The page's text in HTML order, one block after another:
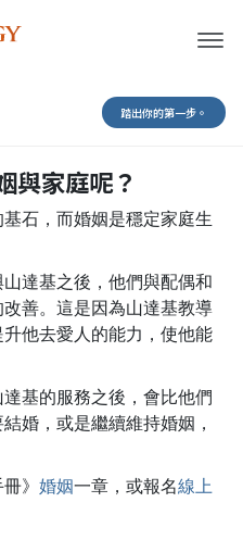
踏出你的第一步。
與家庭呢？
石，而婚姻是穩定家庭生
達基之後，他們與配偶和
善。這是因為山達基教導
他去愛人的能力，使他能
基的服務之後，會比他們
婚，或是繼續維持婚姻，
》 婚姻一章，或報名線上